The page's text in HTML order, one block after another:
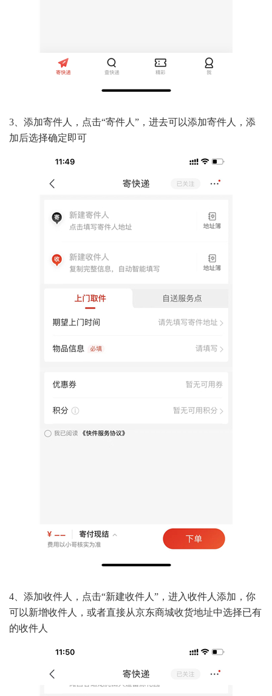
3、添加寄件人，点击“寄件人”，进去可以添加寄件人，添
加后选择确定即可
4、添加收件人，点击“新建收件人”，进入收件人添加，你
可以新增收件人，或者直接从京东商城收货地址中选择已有
的收件人